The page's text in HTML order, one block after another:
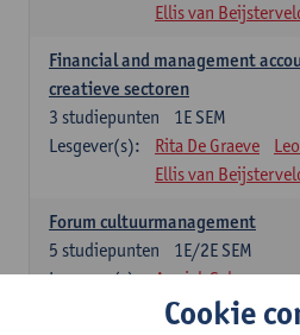
Ellis van
Financial and management
creatieve sectoren
1E SEM
3 studiepunten
Lesgever(s):
Rita De Graeve
Ellis van
Forum cultuurmanagement
1E/2E SEM
5 studiepunten
Lesgever(s):
Annick Schramme
Ellis van
Cookie